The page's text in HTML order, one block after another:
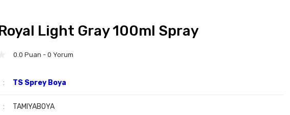
Light Gray 100ml Spray
0.0 Puan - 0 Yorum
TS Sprey Boya
TAMIYABOYA